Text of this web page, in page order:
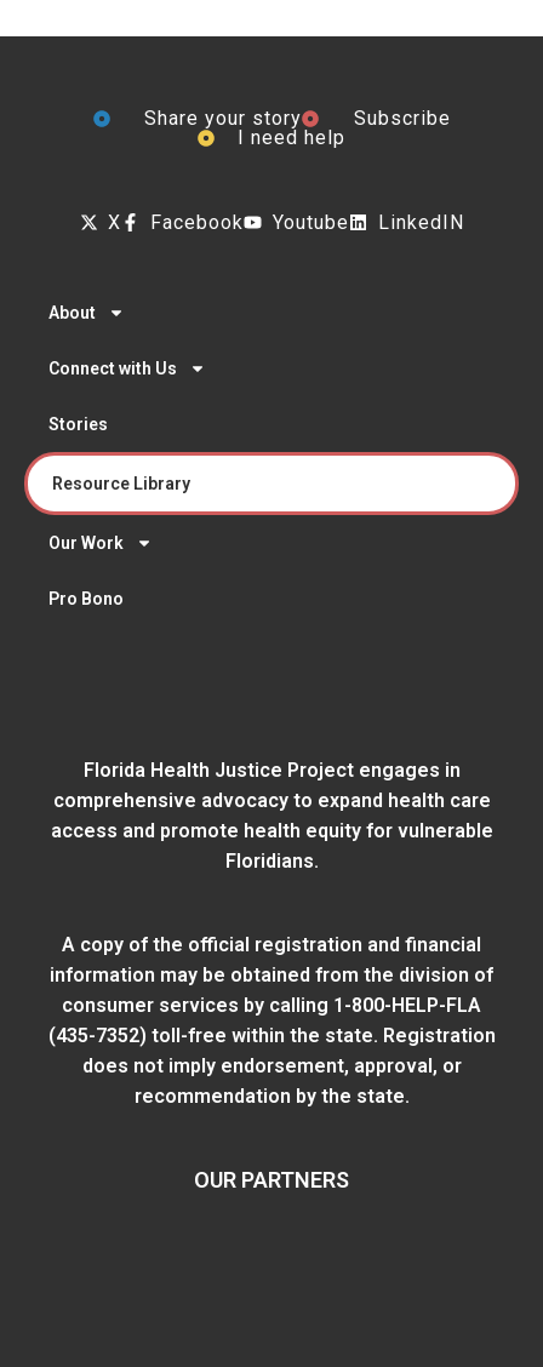
Share your story
Subscribe
I need help
X Facebook Youtube LinkedIN
About
Connect with Us
Stories
Resource Library
Our Work
Pro Bono
Florida Health Justice Project engages in
comprehensive advocacy to expand health care
access and promote health equity for vulnerable
Floridians.
A copy of the official registration and financial
information may be obtained from the division of
consumer services by calling 1-800-HELP-FLA
(435-7352) toll-free within the state. Registration
does not imply endorsement, approval, or
recommendation by the state.
OUR PARTNERS